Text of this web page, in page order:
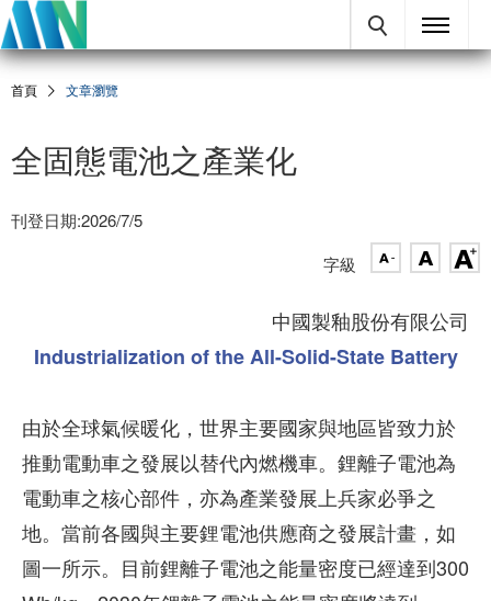
首頁 文章瀏覽
全固態電池之產業化
刊登日期:2026/7/5
字級
中國製釉股份有限公司
Industrialization of the All-Solid-State Battery
由於全球氣候暖化，世界主要國家與地區皆致力於
推動電動車之發展以替代內燃機車。鋰離子電池為
電動車之核心部件，亦為產業發展上兵家必爭之
地。當前各國與主要鋰電池供應商之發展計畫，如
圖一所示。目前鋰離子電池之能量密度已經達到300